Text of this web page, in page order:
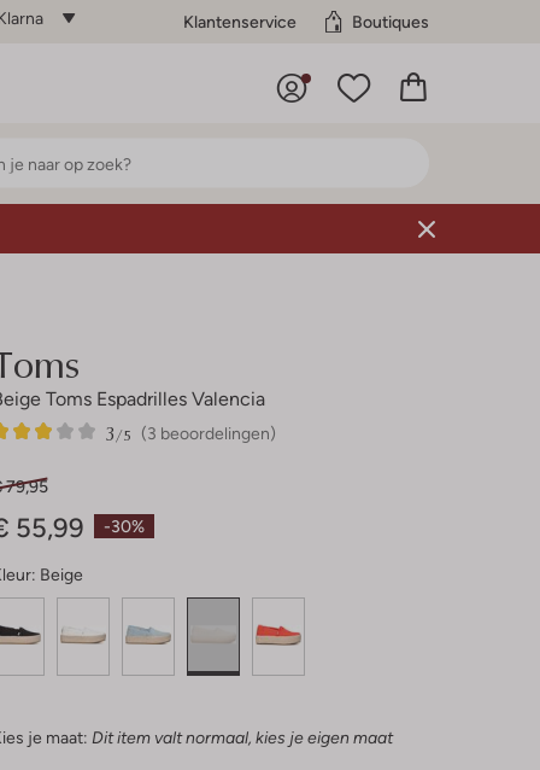
Klantenservice Boutiques
Toms Espadrilles Valencia
(3 beoordelingen)
3/5
-30%
79,95
55,99
Beige
je maat: Dit item valt normaal, kies je eigen maat